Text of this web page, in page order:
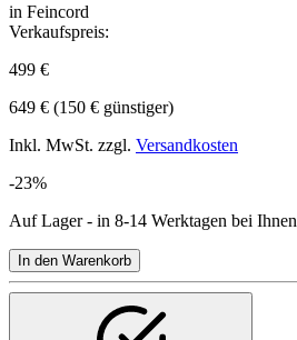
in Feincord
Verkaufspreis:
499 €
649 € (150 € günstiger)
Inkl. MwSt. zzgl. Versandkosten
-23%
Auf Lager - in 8-14 Werktagen bei Ihnen
In den Warenkorb